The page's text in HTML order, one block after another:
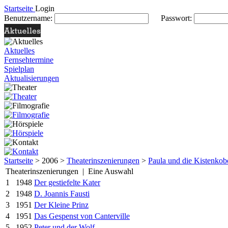
Startseite Login
Benutzername:
Passwort:
Aktuelles
Fernsehtermine
Spielplan
Aktualisierungen
Startseite > 2006 > Theaterinszenierungen > Paula und die
Theaterinszenierungen | Eine Auswahl
1
1948 Der gestiefelte Kater
2
1948 D. Joannis Fausti
3
1951 Der Kleine Prinz
4
1951 Das Gespenst von Canterville